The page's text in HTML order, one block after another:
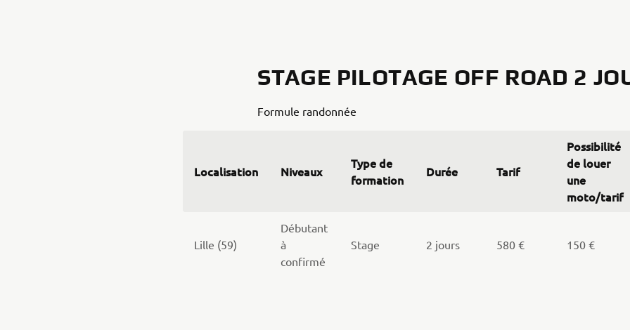
STAGE PILOTAGE OFF ROAD 2
Formule randonnée
Localisation Niveaux
Type de
formation
Durée Tarif
Possibilité
de louer
une
moto/tarif
Lille (59)
Débutant
à
confirmé
Stage 2 jours 580 € 150 €